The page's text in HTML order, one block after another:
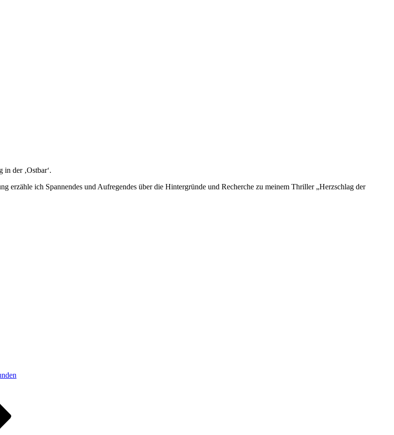
der ‚Ostbar‘.
erzähle ich Spannendes und Aufregendes über die Hintergründe und Recherche zu meinem Thriller „Herzschlag der